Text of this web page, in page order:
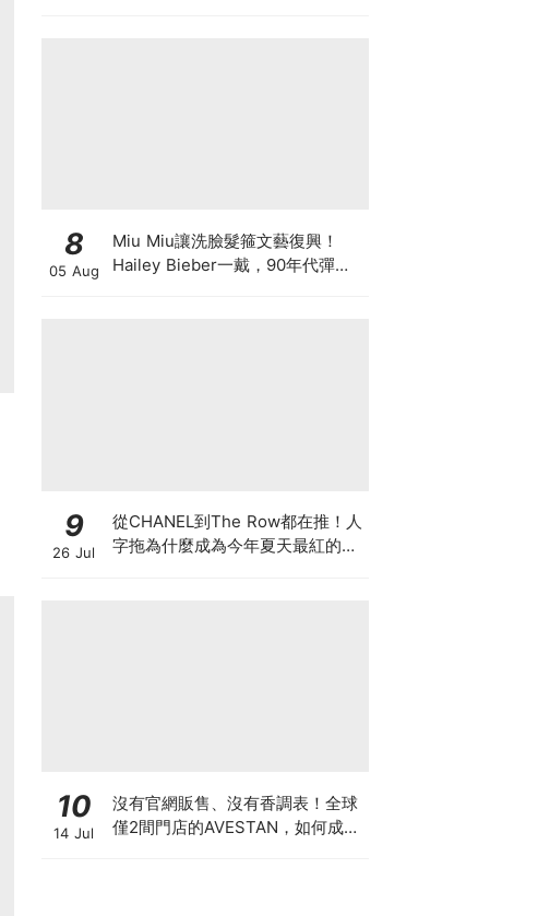
8
05 Aug
Miu Miu讓洗臉髮箍文藝復興！
Hailey Bieber一戴，90年代彈簧
9
26 Jul
從CHANEL到The Row都在推！人
字拖為什麼成為今年夏天最紅的
10
14 Jul
沒有官網販售、沒有香調表！全球
僅2間門店的AVESTAN，如何成為